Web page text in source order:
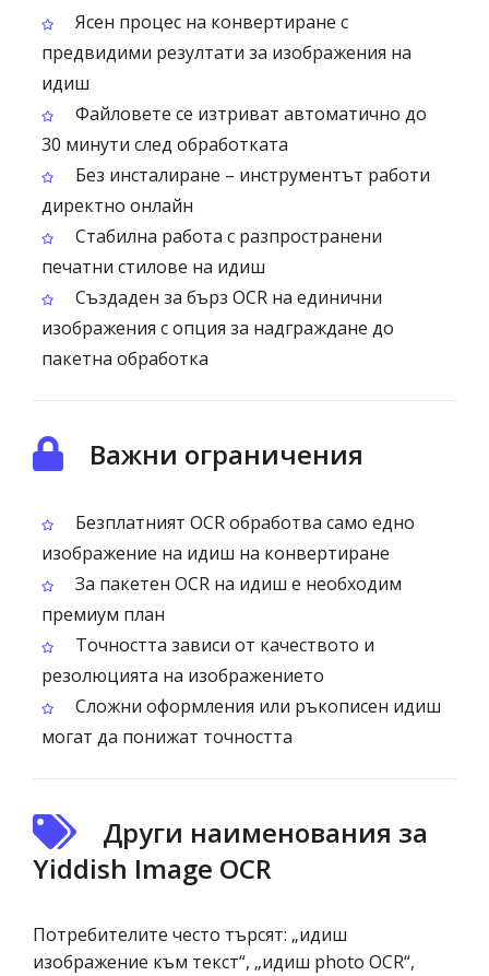
Ясен процес на конвертиране с
предвидими резултати за изображения на
идиш
Файловете се изтриват автоматично до
30 минути след обработката
Без инсталиране – инструментът работи
директно онлайн
Стабилна работа с разпространени
печатни стилове на идиш
Създаден за бърз OCR на единични
изображения с опция за надграждане до
пакетна обработка
Важни ограничения
Безплатният OCR обработва само едно
изображение на идиш на конвертиране
За пакетен OCR на идиш е необходим
премиум план
Точността зависи от качеството и
резолюцията на изображението
Сложни оформления или ръкописен идиш
могат да понижат точността
Други наименования за
Yiddish Image OCR
Потребителите често търсят: „идиш
изображение към текст“, „идиш photo OCR“,